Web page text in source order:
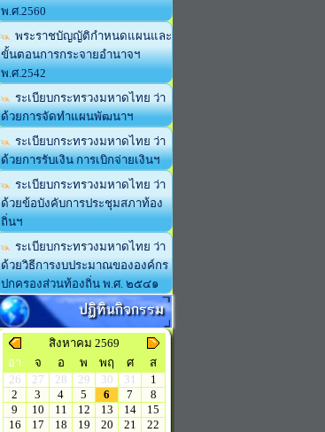
พ.ศ.2560
พระราชบัญญัติกำหนดแผนและ
ขั้นตอนการกระจายอำนาจฯ
พ.ศ.2542
ระเบียบกระทรวงมหาดไทย ว่า
ด้วยการจัดทำแผนพัฒนาฯ
ระเบียบกระทรวงมหาดไทย ว่า
ด้วยการรับเงิน การเบิกจ่ายเงินฯ
ระเบียบกระทรวงมหาดไทย ว่า
ด้วยข้อบังคับการประชุมสภาท้อง
ถิ่นฯ
ระเบียบกระทรวงมหาดไทย ว่า
ด้วยวิธีการงบประมาณขององค์กร
ปกครองส่วนท้องถิ่น พ.ศ. ๒๕๔๑
ปฏิทินกิจกรรม
สิงหาคม 2569
อา
จ อ พ พฤ ศ
ส
26
27 28 29 30 31
1
2
3 4 5 6 7
8
9
10 11 12 13 14
15
16
17 18 19 20 21
22